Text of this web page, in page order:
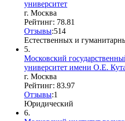
университет
г. Москва
Рейтинг: 78.81
Отзывы:514
Естественных и
5.
Московский
университет имени О.Е.
г. Москва
Рейтинг: 83.97
Отзывы:1
Юридический
6.